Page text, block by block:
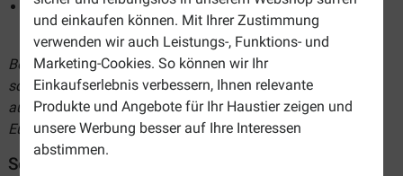
und einkaufen können. Mit Ihrer Zustimmung
verwenden wir auch Leistungs-, Funktions- und
Marketing-Cookies. So können wir Ihr
Einkaufserlebnis verbessern, Ihnen relevante
Produkte und Angebote für Ihr Haustier zeigen und
unsere Werbung besser auf Ihre Interessen
abstimmen.
Eine vollwertige Mahlzeit mit allen Nährstoffen, die der
Hund braucht
Bei Brekz können Sie das beste Eukanuba Hundefutter
schnell und einfach online bestellen. Werfen Sie einen Blick
auf unser Sortiment und bestellen Sie Hundefutter von
Eukanuba zum günstigsten Preis!
Sortiment Eukanuba Hundefutter